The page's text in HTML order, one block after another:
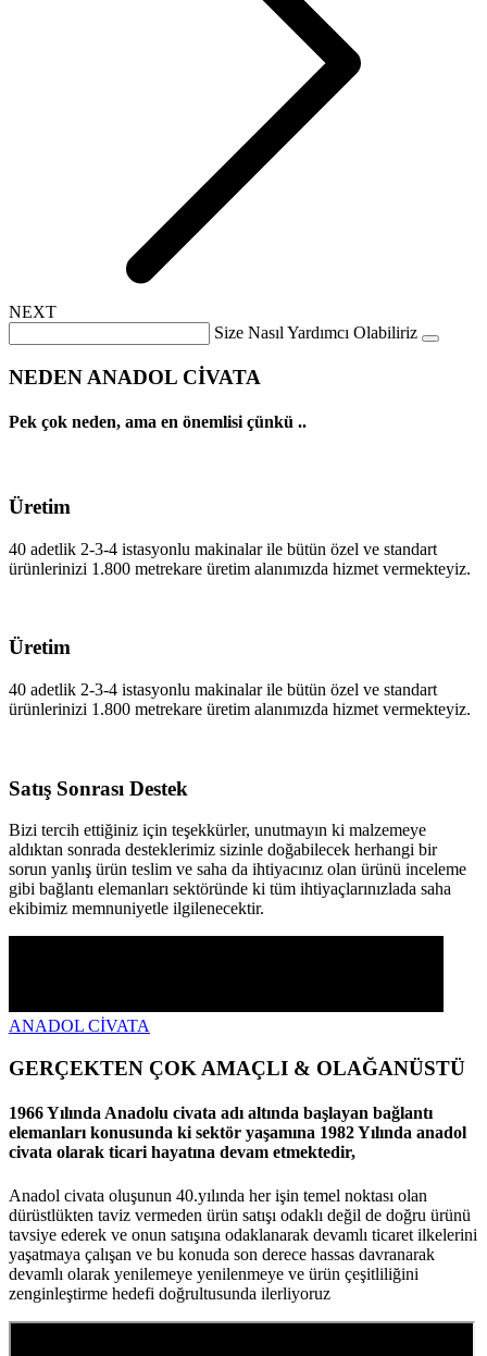
NEXT
Size Nasıl Yardımcı Olabiliriz
NEDEN ANADOL CİVATA
Pek çok neden, ama en önemlisi çünkü ..
Üretim
40 adetlik 2-3-4 istasyonlu makinalar ile bütün özel ve standart
ürünlerinizi 1.800 metrekare üretim alanımızda hizmet vermekteyiz.
Üretim
40 adetlik 2-3-4 istasyonlu makinalar ile bütün özel ve standart
ürünlerinizi 1.800 metrekare üretim alanımızda hizmet vermekteyiz.
Satış Sonrası Destek
Bizi tercih ettiğiniz için teşekkürler, unutmayın ki malzemeye
aldıktan sonrada desteklerimiz sizinle doğabilecek herhangi bir
sorun yanlış ürün teslim ve saha da ihtiyacınız olan ürünü inceleme
gibi bağlantı elemanları sektöründe ki tüm ihtiyaçlarınızlada saha
ekibimiz memnuniyetle ilgilenecektir.
ANADOL CİVATA
GERÇEKTEN ÇOK AMAÇLI & OLAĞANÜSTÜ
1966 Yılında Anadolu civata adı altında başlayan bağlantı
elemanları konusunda ki sektör yaşamına 1982 Yılında anadol
civata olarak ticari hayatına devam etmektedir,
Anadol civata oluşunun 40.yılında her işin temel noktası olan
dürüstlükten taviz vermeden ürün satışı odaklı değil de doğru ürünü
tavsiye ederek ve onun satışına odaklanarak devamlı ticaret ilkelerini
yaşatmaya çalışan ve bu konuda son derece hassas davranarak
devamlı olarak yenilemeye yenilenmeye ve ürün çeşitliliğini
zenginleştirme hedefi doğrultusunda ilerliyoruz